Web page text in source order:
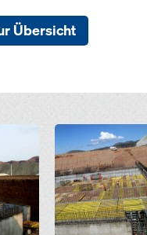
Übersicht
Open